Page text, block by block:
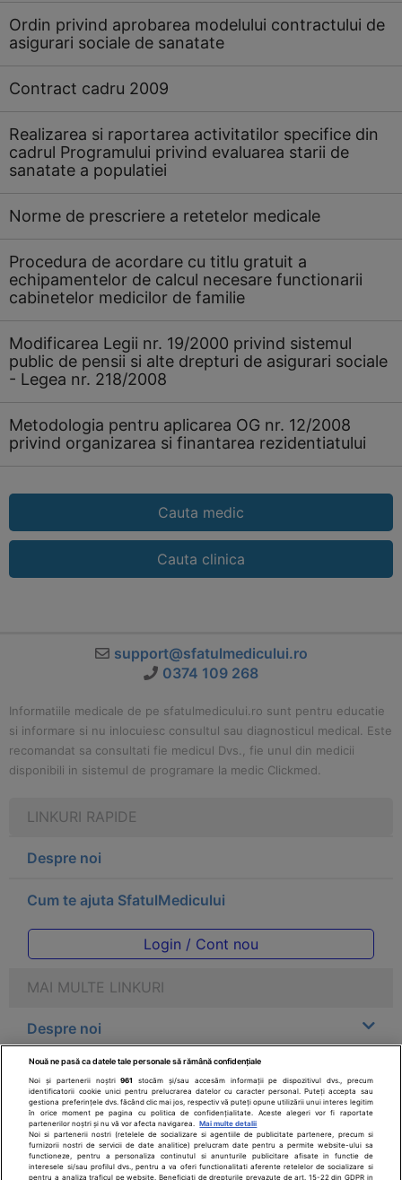
Ordin privind aprobarea modelului contractului de
asigurari sociale de sanatate
Contract cadru 2009
Realizarea si raportarea activitatilor specifice din
cadrul Programului privind evaluarea starii de
sanatate a populatiei
Norme de prescriere a retetelor medicale
Procedura de acordare cu titlu gratuit a
echipamentelor de calcul necesare functionarii
cabinetelor medicilor de familie
Modificarea Legii nr. 19/2000 privind sistemul
public de pensii si alte drepturi de asigurari sociale
- Legea nr. 218/2008
Metodologia pentru aplicarea OG nr. 12/2008
privind organizarea si finantarea rezidentiatului
Cauta medic
Cauta clinica
support@sfatulmedicului.ro
0374 109 268
Informatiile medicale de pe sfatulmedicului.ro sunt pentru educatie
si informare si nu inlocuiesc consultul sau diagnosticul medical. Este
recomandat sa consultati fie medicul Dvs., fie unul din medicii
disponibili in sistemul de programare la medic Clickmed.
LINKURI RAPIDE
Despre noi
Cum te ajuta SfatulMedicului
Login / Cont nou
MAI MULTE LINKURI
Despre noi
Legal
Drepturile consumatorului
Parteneri
Nouă ne pasă ca datele tale personale să rămână confidențiale
Noi și partenerii noștri961
stocăm și/sau accesăm informații pe dispozitivul dvs., precum
identificatorii cookie unici pentru prelucrarea datelor cu caracter personal. Puteți accepta sau
gestiona preferințele dvs. făcând clic mai jos, respectiv vă puteți opune utilizării unui interes legitim
în orice moment pe pagina cu politica de confidențialitate. Aceste alegeri vor fi raportate
partenerilor noștri și nu vă vor afecta navigarea.
Mai multe detalii
Noi si partenerii nostri (retelele de socializare si agentiile de publicitate partenere, precum si
furnizorii nostri de servicii de date analitice) prelucram date pentru a permite website-ului sa
functioneze, pentru a personaliza continutul si anunturile publicitare afisate in functie de
interesele si/sau profilul dvs., pentru a va oferi functionalitati aferente retelelor de socializare si
pentru a analiza traficul pe website. Beneficiati de drepturile prevazute de art. 15-22 din GDPR in